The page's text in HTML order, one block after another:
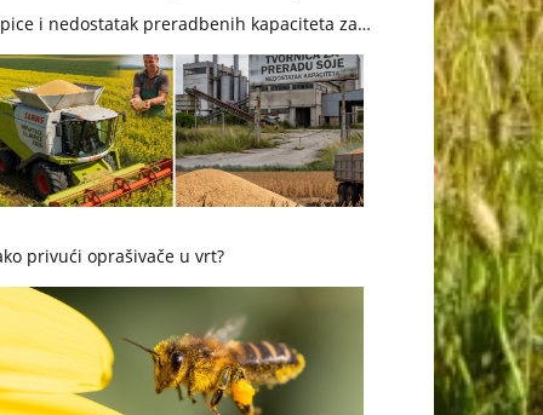
i nedostatak preradbenih kapaciteta za
privući oprašivače u vrt?